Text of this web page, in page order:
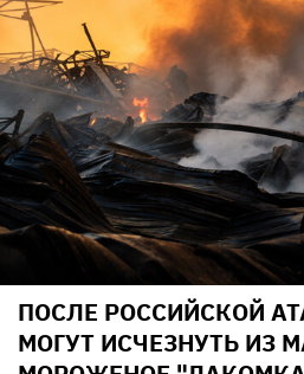
ПОСЛЕ РОССИЙСКОЙ
МОГУТ ИСЧЕЗНУТЬ ИЗ